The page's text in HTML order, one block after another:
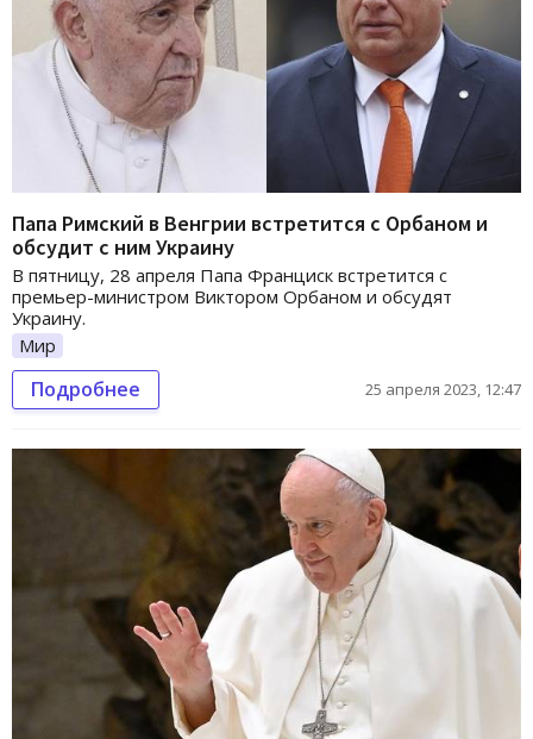
Папа Римский в Венгрии встретится с Орбаном и
обсудит с ним Украину
В пятницу, 28 апреля Папа Франциск встретится с
премьер-министром Виктором Орбаном и обсудят
Украину.
Мир
Подробнее 25 апреля 2023, 12:47